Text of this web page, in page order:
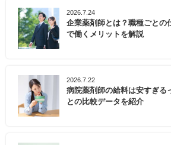
2026.7.24
企業薬剤師とは？職種ごとの
で働くメリットを解説
2026.7.22
病院薬剤師の給料は安すぎる
との比較データを紹介